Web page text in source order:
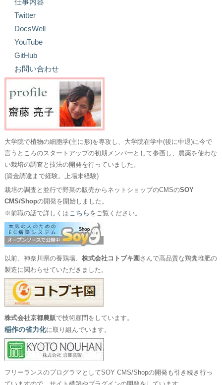
仕事内容
Twitter
DocsWell
YouTube
GitHub
お問い合わせ
大学院で植物の細胞学(主に形)を専攻し、大学院在学中(後に中退)に今で
言うところのスタートアップの初期メンバーとして参画し、農薬を使わな
い栽培の調査と技法の開発を行っていました。
(資金調達まで経験。上場未経験)
栽培の調査と並行で野菜の販売からネットショップのCMSのSOY
CMS/Shopの開発を開始しました。
※前職の話で詳しくはこちら をご覧ください。
以前、神奈川県の養鶏場、 株式会社コトブキ園 さんで高品質な鶏糞堆肥の
製造に関わらせていただきました。
株式会社京都農販で技術顧問をしています。
稲作の省力化に取り組んでいます。
フリーランスのプログラマとしてSOY CMS/Shopの開発も引き続き行っ